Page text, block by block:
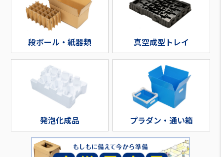
段ボール・紙器類 真空成型トレイ
発泡化成品 プラダン・通い箱